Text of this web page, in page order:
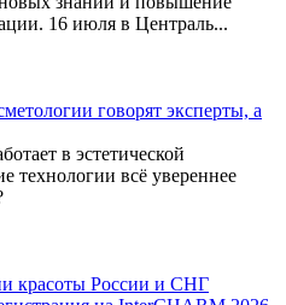
16 июля в Централь...
говорят эксперты, а
в эстетической
технологии всё увереннее
красоты России и СНГ